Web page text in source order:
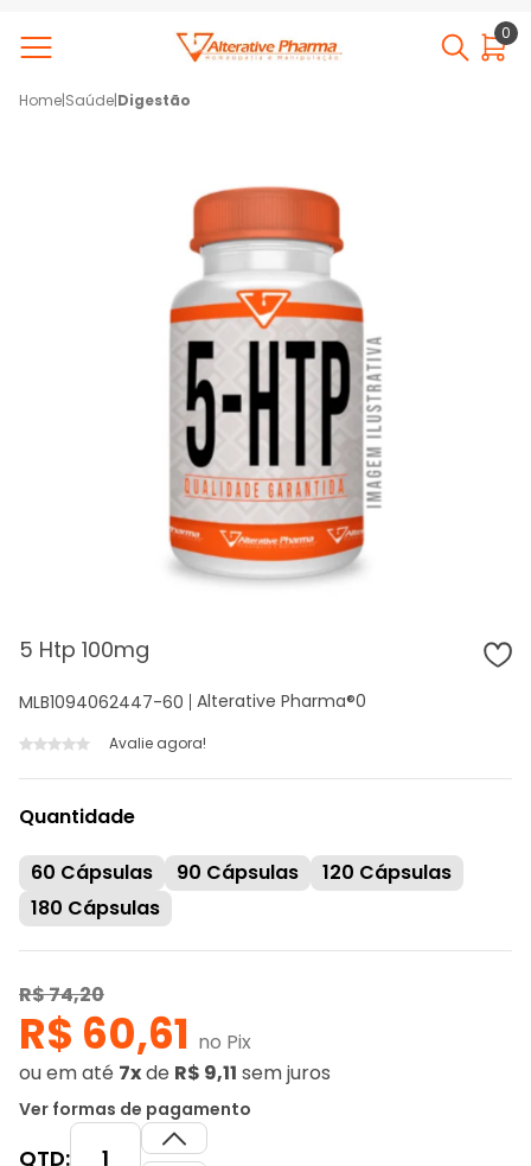
0
Home|Saúde|Digestão
5 Htp 100mg
MLB1094062447-60 Alterative Pharma®0
Avalie agora!
R$ 74,20
R$ 60,61 no Pix
ouem até 7xde R$ 9,11 sem juros
Ver formas de pagamento
Quantidade
60 Cápsulas 90 Cápsulas
120 Cápsulas
180 Cápsulas
QTD: